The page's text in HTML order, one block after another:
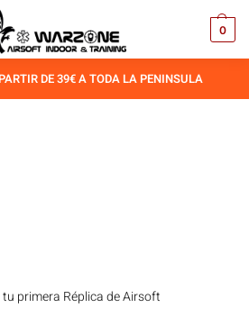
0
DE 39€ A TODA LA PENINSULA
primera Réplica de Airsoft